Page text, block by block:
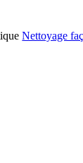
Nettoyage